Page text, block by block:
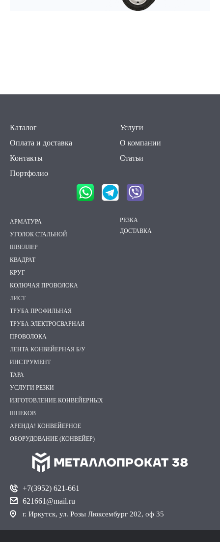
Каталог
Услуги
Оплата и доставка
О компании
Контакты
Статьи
Портфолио
АРМАТУРА
УГОЛОК СТАЛЬНОЙ
ШВЕЛЛЕР
КВАДРАТ
КРУГ
КОЛЮЧАЯ ПРОВОЛОКА
ЛИСТ
ТРУБА ПРОФИЛЬНАЯ
ТРУБА ЭЛЕКТРОСВАРНАЯ
ПРОВОЛОКА
ЛЕНТА КОНВЕЙЕРНАЯ Б/У
ИНСТРУМЕНТ
ТАРА
УСЛУГИ РЕЗКИ
ИЗГОТОВЛЕНИЕ КОНВЕЙЕРНЫХ
ШНЕКОВ
АРЕНДА! КОНВЕЙЕРНОЕ
ОБОРУДОВАНИЕ (КОНВЕЙЕР)
РЕЗКА
ДОСТАВКА
+7(3952) 621-661
621661@mail.ru
г. Иркутск, ул. Розы Люксембург 202, оф 35